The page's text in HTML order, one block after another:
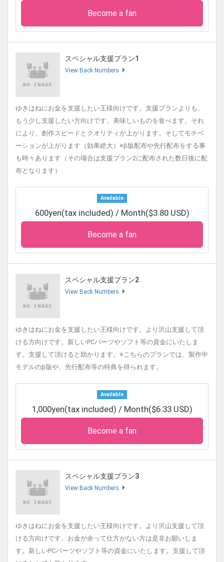
Become a fan
スペシャル支援プラン1
View Back Numbers
ゆきはねにお金を支援したい王様向けです。支援プランよりも、
もう少し支援したい方向けです。美味しいものを食べます。それ
により、創作スピードとクオリティが上がります。そしてモチベ
ーションが上がります（効果絶大）※β版配布や先行配布をする事
も時々あります（その場合は支援プラン2に配布された数日後に配
布となります）
Available
600yen(tax included) / Month($3.80 USD)
Become a fan
スペシャル支援プラン2
View Back Numbers
ゆきはねにお金を支援したい王様向けです。より沢山支援して頂
ける方向けです。新しいPCパーツやソフト等の資金にいたしま
す。支援して頂けると助かります。※こちらのプランでは、製作中
モデルのβ版や、先行配布等の特典を得られます。
Available
1,000yen(tax included) / Month($6.33 USD)
Become a fan
スペシャル支援プラン3
View Back Numbers
ゆきはねにお金を支援したい王様向けです。より沢山支援して頂
ける方向けです。お金が余って仕方がない方は是非お願いしま
す。新しいPCパーツやソフト等の資金にいたします。支援して頂